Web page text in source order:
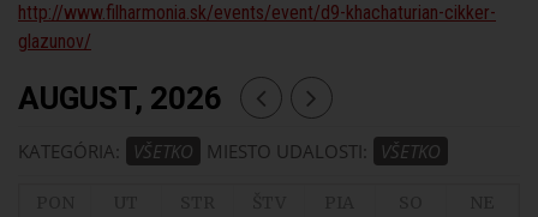
http://www.filharmonia.sk/events/event/d9-khachaturian-cikker-
glazunov/
AUGUST, 2026
KATEGÓRIA: VŠETKO MIESTO UDALOSTI: VŠETKO